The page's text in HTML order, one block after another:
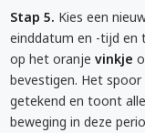
Stap 5. Kies een
einddatum en -tijd en
op het oranje vinkje
bevestigen. Het
getekend en toont
beweging in deze